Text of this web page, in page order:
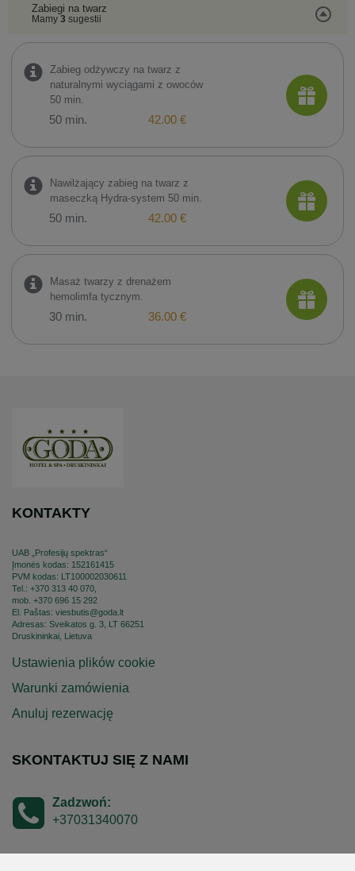
Zabiegi na twarz
Mamy 3 sugestii
Zabieg odżywczy na twarz z
naturalnymi wyciągami z owoców
50 min.
50 min. 42.00 €
Nawilżający zabieg na twarz z
maseczką Hydra-system 50 min.
50 min. 42.00 €
Masaż twarzy z drenażem
hemolimfa tycznym.
30 min. 36.00 €
KONTAKTY
UAB „Profesijų spektras“
Įmonės kodas: 152161415
PVM kodas: LT100002030611
Tel.: +370 313 40 070,
mob. +370 696 15 292
El. Paštas: viesbutis@goda.lt
Adresas: Sveikatos g. 3, LT 66251
Druskininkai, Lietuva
Ustawienia plików cookie
Warunki zamówienia
Anuluj rezerwację
SKONTAKTUJ SIĘ Z NAMI
Zadzwoń:
+37031340070